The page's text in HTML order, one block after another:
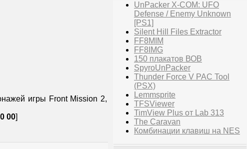
игры Front Mission 2,
00]
UnPacker X-COM: UFO
Defense / Enemy Unknown
[PS1]
Silent Hill Files Extractor
FF8MIM
FF8IMG
150 плакатов ВОВ
SpyroUnPacker
Thunder Force V PAC Tool
(PSX)
Lemmsprite
TFSViewer
TimView Plus от Lab 313
The Caravan
Комбинации клавиш на NES